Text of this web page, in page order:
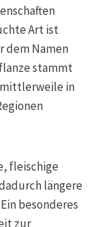
Art ist
dem Namen
stammt
mittlerweile in
fleischige
längere
besonderes
zur